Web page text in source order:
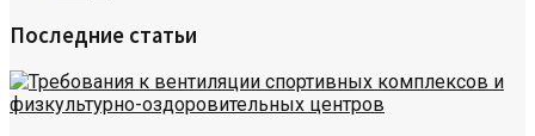
Последние статьи